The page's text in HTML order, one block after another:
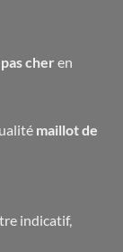
cher en
maillot de
indicatif,